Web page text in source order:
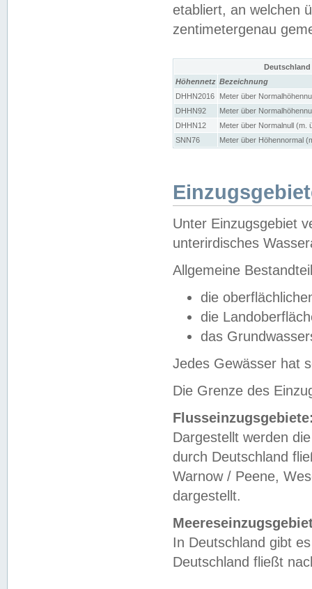
etabliert, an welchen
zentimetergenau
Höhennetz Bezeichnung
DHHN2016
Meter über
DHHN92
Meter über
DHHN12
Meter über Normalnull (m.
SNN76
Meter über Höhennormal
Unter Einzugsgebiet
unterirdisches
Allgemeine
die
die
das
Jedes Gewässer hat
Die Grenze des
Dargestellt werden
durch Deutschland
Warnow / Peene,
dargestellt.
In Deutschland gibt
Deutschland fließt